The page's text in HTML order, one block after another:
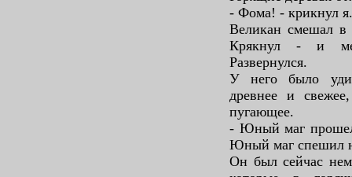
- Фома! - крикнул
Великан смешал
Крякнул - и
Развернулся.
У него было
древнее и
пугающее.
- Юный маг прошел
Юный маг спешил
Он был сейчас